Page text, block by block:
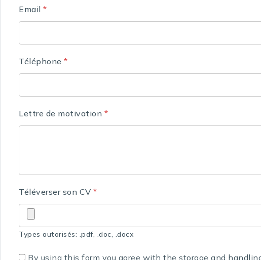
Email*
Téléphone*
Lettre de motivation *
Téléverser son CV*
Types autorisés: .pdf, .doc, .docx
By using this form you agree with the storage and